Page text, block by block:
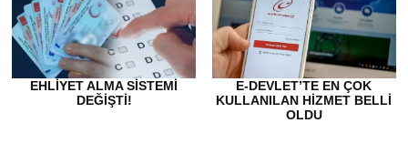
EHLIYET ALMA SISTEMI
DEĞIŞTI!
E-DEVLET’TE EN ÇOK
KULLANILAN HIZMET BELLI
OLDU